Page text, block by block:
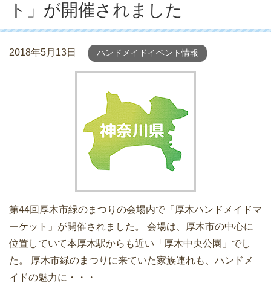
ト」が開催されました
2018年5月13日 ハンドメイドイベント情報
第44回厚木市緑のまつりの会場内で「厚木ハンドメイドマ
ーケット」が開催されました。 会場は、厚木市の中心に
位置していて本厚木駅からも近い「厚木中央公園」でし
た。 厚木市緑のまつりに来ていた家族連れも、ハンドメ
イドの魅力に・・・